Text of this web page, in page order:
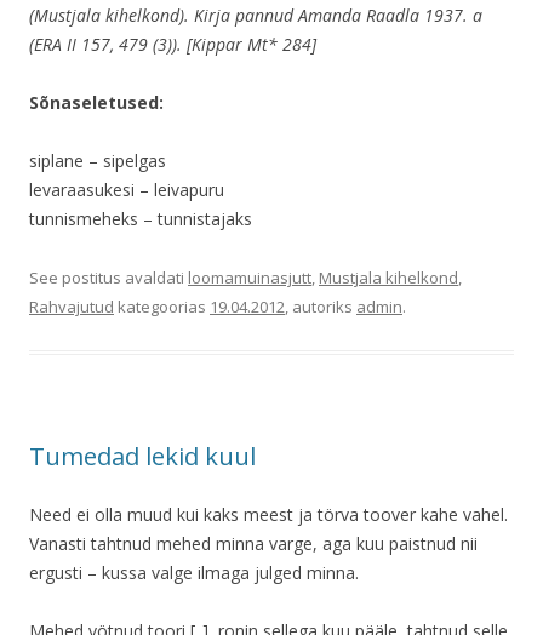
(Mustjala kihelkond). Kirja pannud Amanda Raadla 1937. a
(ERA II 157, 479 (3)). [Kippar Mt* 284]
Sõnaseletused:
siplane – sipelgas
levaraasukesi – leivapuru
tunnismeheks – tunnistajaks
See postitus avaldati loomamuinasjutt, Mustjala kihelkond,
Rahvajutud kategoorias 19.04.2012, autoriks admin.
Tumedad lekid kuul
Need ei olla muud kui kaks meest ja törva toover kahe vahel.
Vanasti tahtnud mehed minna varge, aga kuu paistnud nii
ergusti – kussa valge ilmaga julged minna.